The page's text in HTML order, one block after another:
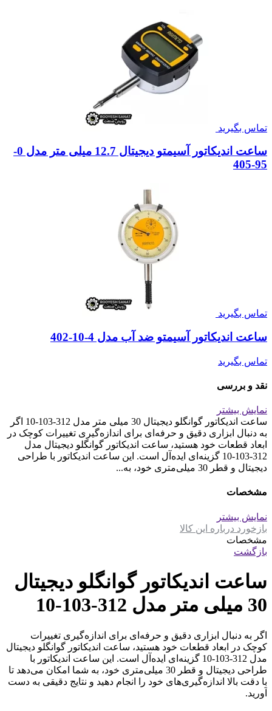
تماس بگیرید
ساعت اندیکاتور آسیمتو دیجیتال 12.7 میلی متر مدل 0-
95-405
تماس بگیرید
ساعت اندیکاتور آسیمتو ضد آب مدل 4-10-402
تماس بگیرید
نقد و بررسی
نمایش بیشتر
ساعت اندیکاتور گوانگلو دیجیتال 30 میلی متر مدل 312-103-10 اگر
به دنبال ابزاری دقیق و حرفه‌ای برای اندازه‌گیری تغییرات کوچک در
ابعاد قطعات خود هستید، ساعت اندیکاتور گوانگلو دیجیتال مدل
312-103-10 گزینه‌ای ایده‌آل است. این ساعت اندیکاتور با طراحی
دیجیتال و قطر 30 میلی‌متری خود، به...
مشخصات
نمایش بیشتر
بازخورد درباره این کالا
مشخصات
بازگشت
ساعت اندیکاتور گوانگلو دیجیتال
30 میلی متر مدل 312-103-10
اگر به دنبال ابزاری دقیق و حرفه‌ای برای اندازه‌گیری تغییرات
کوچک در ابعاد قطعات خود هستید، ساعت اندیکاتور گوانگلو دیجیتال
مدل 312-103-10 گزینه‌ای ایده‌آل است. این ساعت اندیکاتور با
طراحی دیجیتال و قطر 30 میلی‌متری خود، به شما امکان می‌دهد تا
با دقت بالا اندازه‌گیری‌های خود را انجام دهید و نتایج دقیقی به دست
آورید.